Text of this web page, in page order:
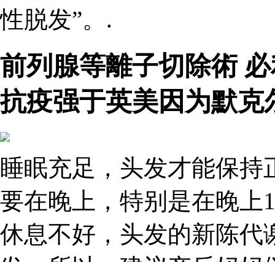
性脱发”。.
前列腺等離子切除術
抗疫强于英美因为默
睡眠充足，头发才能保
要在晚上，特别是在晚上
休息不好，头发的新陈代